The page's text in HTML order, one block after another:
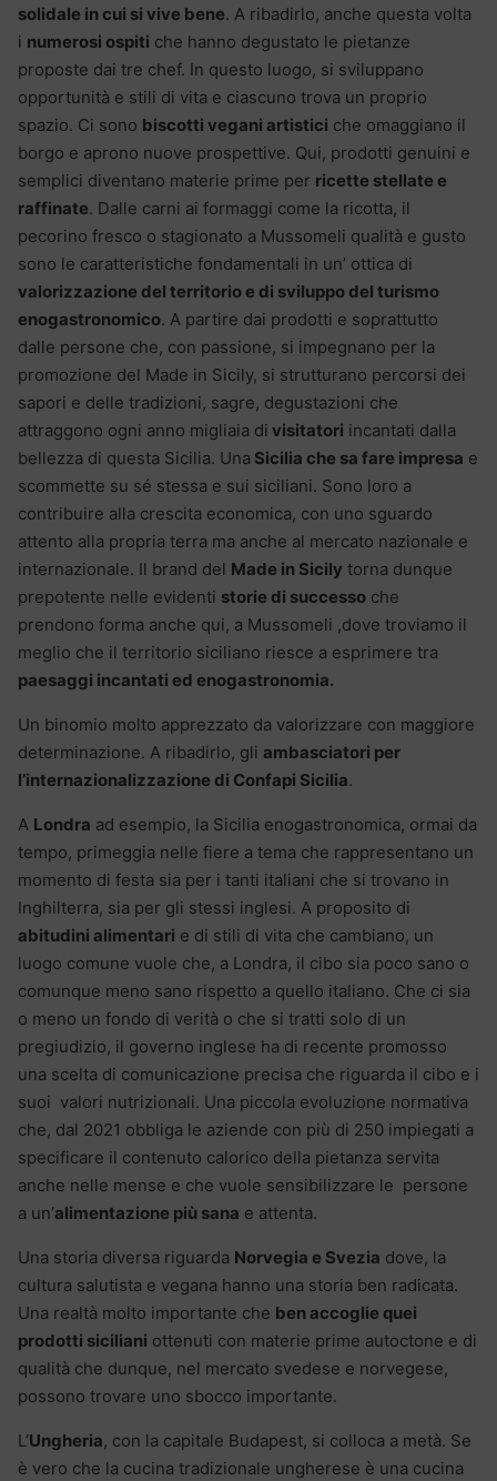
solidale in cui si vive bene. A ribadirlo, anche questa volta
i numerosi ospiti che hanno degustato le pietanze
proposte dai tre chef. In questo luogo, si sviluppano
opportunità e stili di vita e ciascuno trova un proprio
spazio. Ci sono biscotti vegani artistici che omaggiano il
borgo e aprono nuove prospettive. Qui, prodotti genuini e
semplici diventano materie prime per ricette stellate e
raffinate. Dalle carni ai formaggi come la ricotta, il
pecorino fresco o stagionato a Mussomeli qualità e gusto
sono le caratteristiche fondamentali in un’ ottica di
valorizzazione del territorio e di sviluppo del turismo
enogastronomico. A partire dai prodotti e soprattutto
dalle persone che, con passione, si impegnano per la
promozione del Made in Sicily, si strutturano percorsi dei
sapori e delle tradizioni, sagre, degustazioni che
attraggono ogni anno migliaia di visitatori incantati dalla
bellezza di questa Sicilia. Una Sicilia che sa fare impresa e
scommette su sé stessa e sui siciliani. Sono loro a
contribuire alla crescita economica, con uno sguardo
attento alla propria terra ma anche al mercato nazionale e
internazionale. Il brand del Made in Sicily torna dunque
prepotente nelle evidenti storie di successo che
prendono forma anche qui, a Mussomeli ,dove troviamo il
meglio che il territorio siciliano riesce a esprimere tra
paesaggi incantati ed enogastronomia.
Un binomio molto apprezzato da valorizzare con maggiore
determinazione. A ribadirlo, gli ambasciatori per
l’internazionalizzazione di Confapi Sicilia.
A Londra ad esempio, la Sicilia enogastronomica, ormai da
tempo, primeggia nelle fiere a tema che rappresentano un
momento di festa sia per i tanti italiani che si trovano in
Inghilterra, sia per gli stessi inglesi. A proposito di
abitudini alimentari e di stili di vita che cambiano, un
luogo comune vuole che, a Londra, il cibo sia poco sano o
comunque meno sano rispetto a quello italiano. Che ci sia
o meno un fondo di verità o che si tratti solo di un
pregiudizio, il governo inglese ha di recente promosso
una scelta di comunicazione precisa che riguarda il cibo e i
suoi valori nutrizionali. Una piccola evoluzione normativa
che, dal 2021 obbliga le aziende con più di 250 impiegati a
specificare il contenuto calorico della pietanza servita
anche nelle mense e che vuole sensibilizzare le persone
a un’alimentazione più sana e attenta.
Una storia diversa riguarda Norvegia e Svezia dove, la
cultura salutista e vegana hanno una storia ben radicata.
Una realtà molto importante che ben accoglie quei
prodotti siciliani ottenuti con materie prime autoctone e di
qualità che dunque, nel mercato svedese e norvegese,
possono trovare uno sbocco importante.
L’Ungheria, con la capitale Budapest, si colloca a metà. Se
è vero che la cucina tradizionale ungherese è una cucina